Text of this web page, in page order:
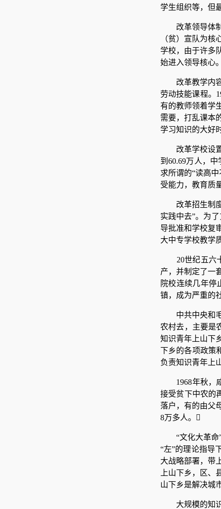
学生组织等，但
改革领导体
（贫）宣队为
学校，由于许多
始进入领导核心
改革教学内
劳动技能课程。
有的教师领着学
需要，打乱课本
学习知识的大好
改革学校设
到60.69万人，
求所谓的“读高
受能力，教育质
改革招生制
实践中去”。为
导批准和学校复
大中专学校教学
20世纪五六
产，并制定了一
院校连续几年停
镇，成为严重的
中共中央和
农村去，主要是
知识青年上山下
下乡的各项政策
负责知识青年上
1968年秋，
接受贫下中农的
落户，有的由父
8万多人。
“文化大革
“左”的理论指导
大战略部署，带
上山下乡，区
山下乡是解决城
大规模的知